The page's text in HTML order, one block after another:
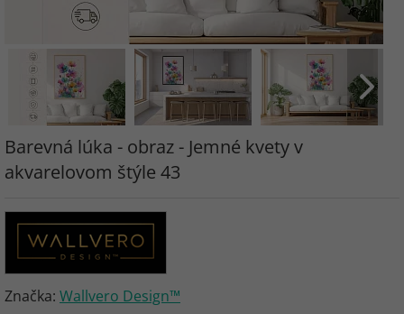
Barevná lúka - obraz - Jemné kvety v
akvarelovom štýle 43
Značka: Wallvero Design™